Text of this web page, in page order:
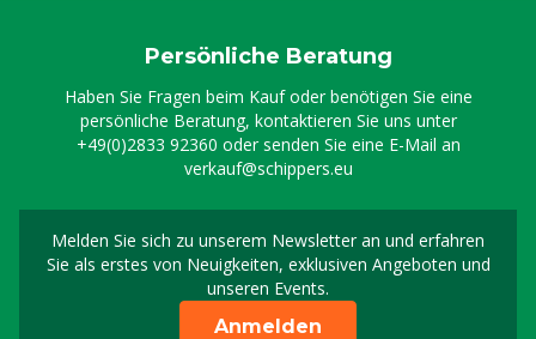
Persönliche Beratung
Haben Sie Fragen beim Kauf oder benötigen Sie eine
persönliche Beratung, kontaktieren Sie uns unter
+49(0)2833 92360 oder senden Sie eine E-Mail an
verkauf@schippers.eu
Melden Sie sich zu unserem Newsletter an und erfahren
Sie als erstes von Neuigkeiten, exklusiven Angeboten und
unseren Events.
Melden Sie sich für
Anmelden